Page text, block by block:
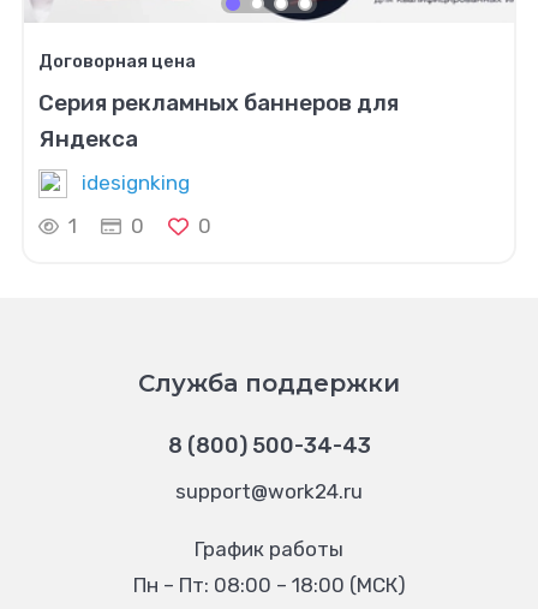
Договорная цена
Серия рекламных баннеров для
Яндекса
idesignking
1
0 0
Служба поддержки
8 (800) 500-34-43
support@work24.ru
График работы
Пн – Пт: 08:00 – 18:00 (МСК)